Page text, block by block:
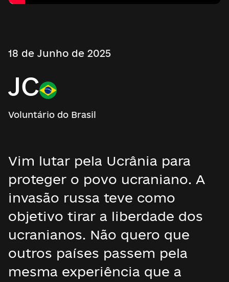
18 de Junho de 2025
JC
Voluntário do Brasil
Vim lutar pela Ucrânia para
proteger o povo ucraniano. A
invasão russa teve como
objetivo tirar a liberdade dos
ucranianos. Não quero que
outros países passem pela
mesma experiência que a